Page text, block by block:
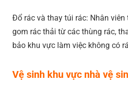
Đổ rác và thay túi rác: Nhân
gom rác thải từ các thùng rác,
bảo khu vực làm việc không có
Vệ sinh khu vực nhà vệ